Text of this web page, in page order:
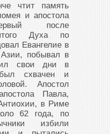
чтит память
и апостола
после
Духа по
Евангелие в
побывал в
свои дни в
схвачен и
Апостол
Павла,
в Риме
62 года, по
избили